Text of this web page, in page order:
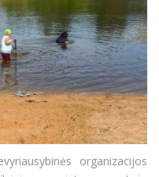
organizacijos